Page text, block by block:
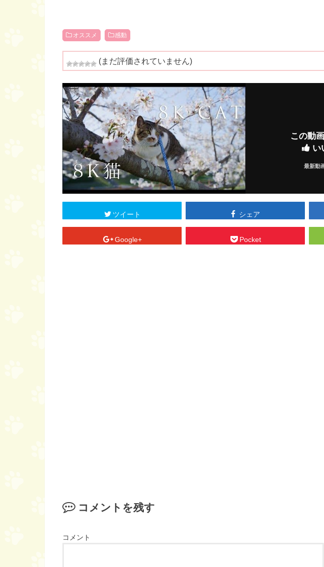
オススメ 感動
(まだ評価されていません)
この動
い
最新動
ツイート シェア
Google+ Pocket
コメントを残す
コメント